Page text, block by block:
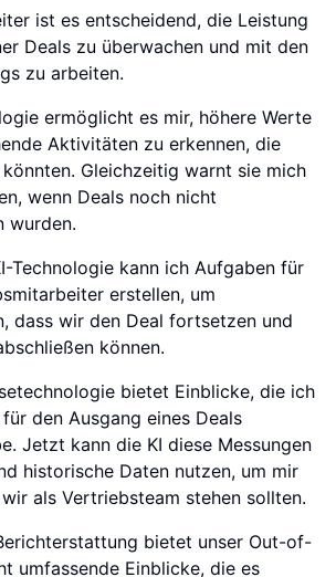
ist es entscheidend, die Leistung
Deals zu überwachen und mit den
zu arbeiten.
ermöglicht es mir, höhere Werte
Aktivitäten zu erkennen, die
Gleichzeitig warnt sie mich
wenn Deals noch nicht
wurden.
Technologie kann ich Aufgaben für
erstellen, um
dass wir den Deal fortsetzen und
können.
bietet Einblicke, die ich
den Ausgang eines Deals
Jetzt kann die KI diese Messungen
historische Daten nutzen, um mir
als Vertriebsteam stehen sollten.
bietet unser Out-of-
umfassende Einblicke, die es